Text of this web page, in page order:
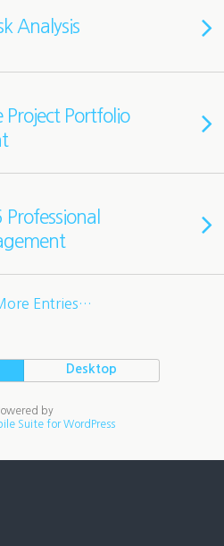
Analysis
Project Portfolio
Professional
Entries…
Desktop
by
Suite for WordPress